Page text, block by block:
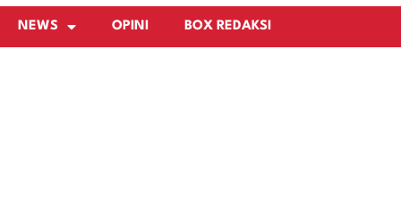
NEWS OPINI BOX REDAKSI